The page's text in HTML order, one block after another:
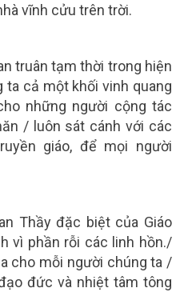
vĩnh cửu trên trời.
truân tạm thời trong hiện
cả một khối vinh quang
những người cộng tác
/ luôn sát cánh với các
giáo, để mọi người
Thầy đặc biệt của Giáo
vì phần rỗi các linh hồn./
cho mỗi người chúng ta /
đức và nhiệt tâm tông